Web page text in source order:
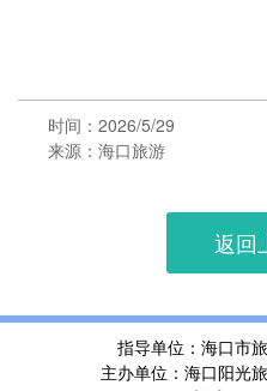
时间：2026/5/29
来源：海口旅游
返回
指导单位：海口市
主办单位：海口阳光